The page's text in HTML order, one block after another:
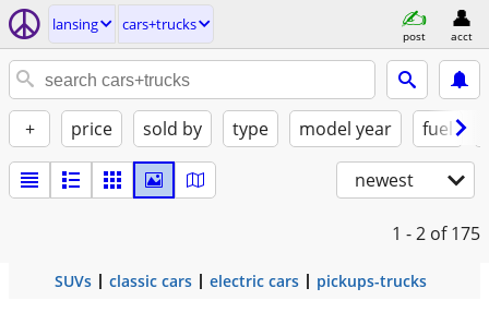
lansing cars+trucks
post acct
+ price sold by type model year fuel
newest
1 - 2 of 175
SUVs classic cars electric cars pickups-trucks